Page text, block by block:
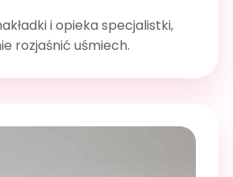
i opieka specjalistki,
rozjaśnić uśmiech.